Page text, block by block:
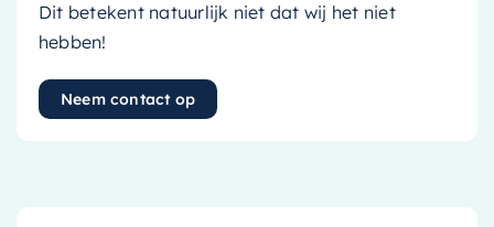
Dit betekent natuurlijk niet dat wij het niet
hebben!
Neem contact op